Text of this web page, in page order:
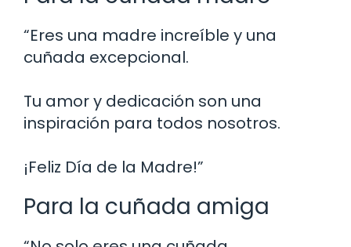
“Eres una madre increíble y una
cuñada excepcional.
Tu amor y dedicación son una
inspiración para todos nosotros.
¡Feliz Día de la Madre!”
Para la cuñada amiga